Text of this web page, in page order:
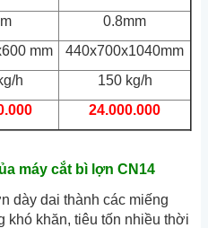
0.8mm
mm
440x700x1040mm
h
150 kg/h
24.000.000
máy cắt bì lợn CN14
dày dai thành các miếng
khó khăn, tiêu tốn nhiều thời